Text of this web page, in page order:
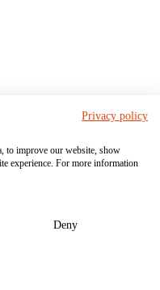
el medio)
Privacy policy
to improve our website, show
experience. For more information
Deny